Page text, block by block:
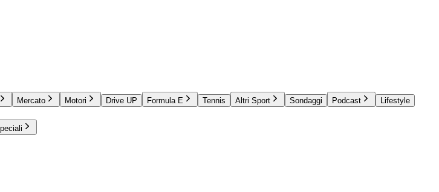
Mercato Motori Drive UP Formula E Tennis Altri Sport Sondaggi Podcast
Lifestyle